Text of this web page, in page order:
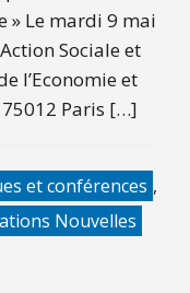
» Le mardi 9 mai
Sociale et
l’Economie et
75012 Paris […]
et conférences ,
Nouvelles